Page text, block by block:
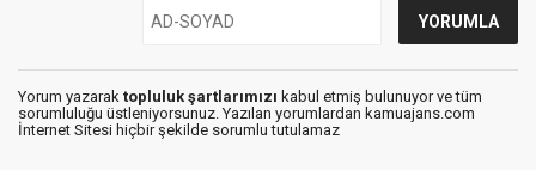
Yorum yazarak topluluk şartlarımızı kabul etmiş bulunuyor ve tüm
sorumluluğu üstleniyorsunuz. Yazılan yorumlardan kamuajans.com
İnternet Sitesi hiçbir şekilde sorumlu tutulamaz